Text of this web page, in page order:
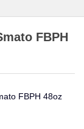
FBPH
FBPH 48oz